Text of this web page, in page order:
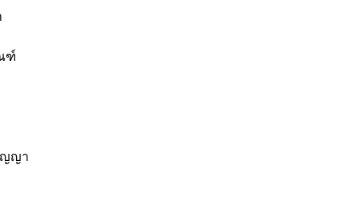
ฑ์
ญา